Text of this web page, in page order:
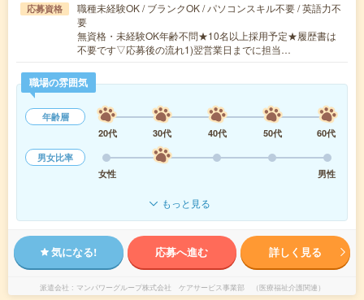
応募資格
職種未経験OK / ブランクOK / パソコンスキル不要 / 英語力不
要
無資格・未経験OK年齢不問★10名以上採用予定★履歴書は
不要です▽応募後の流れ1)翌営業日までに担当…
職場の雰囲気
年齢層
20代
30代 40代 50代
60代
男女比率
女性
男性
もっと見る
気になる! 応募へ進む 詳しく見る
派遣会社 マンパワーグループ株式会社 ケアサービス事業部 （医療福祉介護関連）